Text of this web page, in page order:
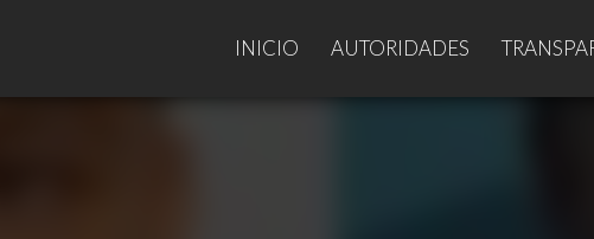
INICIO AUTORIDADES